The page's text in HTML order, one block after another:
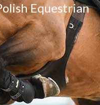
Equestrian